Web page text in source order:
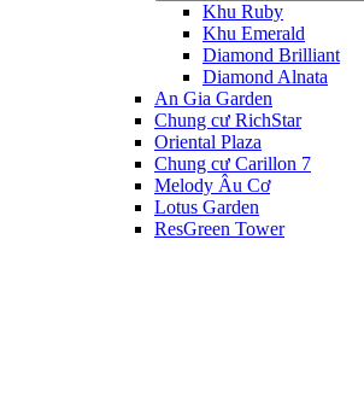
Khu Ruby
Khu Emerald
Diamond Brilliant
Diamond Alnata
An Gia Garden
Chung cư RichStar
Oriental Plaza
Chung cư Carillon 7
Melody Âu Cơ
Lotus Garden
ResGreen Tower